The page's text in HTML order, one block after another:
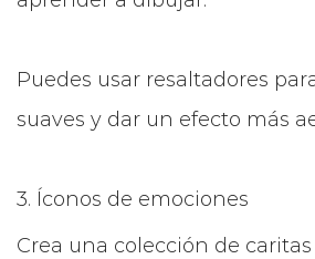
Puedes usar resaltadores
suaves y dar un efecto más
3. Íconos de emociones
Crea una colección de